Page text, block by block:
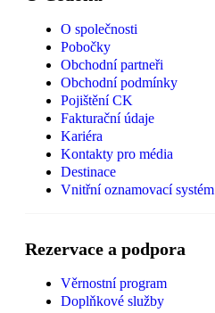
O společnosti
Pobočky
Obchodní partneři
Obchodní podmínky
Pojištění CK
Fakturační údaje
Kariéra
Kontakty pro média
Destinace
Vnitřní oznamovací systém
Rezervace a podpora
Věrnostní program
Doplňkové služby